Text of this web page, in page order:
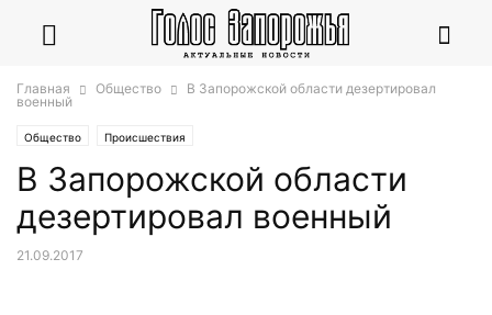
Главная Общество
В Запорожской области дезертировал
военный
Общество Происшествия
В Запорожской области
дезертировал военный
21.09.2017